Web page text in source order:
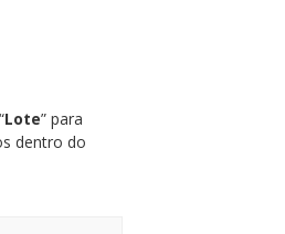
Lote” para
dentro do